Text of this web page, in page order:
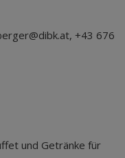
+43 676
und Getränke für